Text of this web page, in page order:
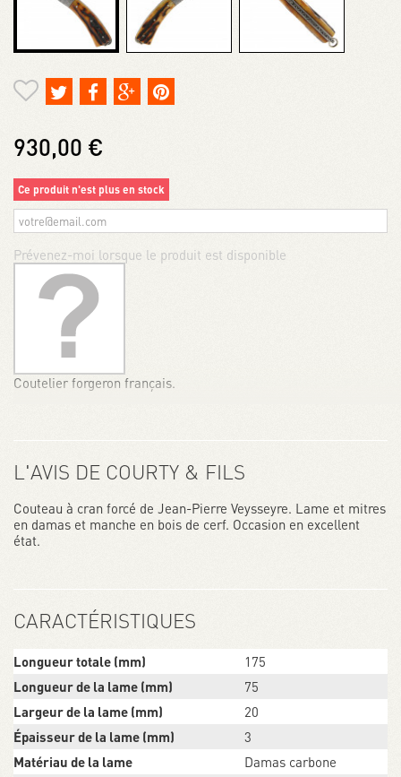
930,00 €
Ce produit n'est plus en stock
Prévenez-moi lorsque le produit est disponible
Coutelier forgeron français.
L'AVIS DE COURTY & FILS
Couteau à cran forcé de Jean-Pierre Veysseyre. Lame et mitres
en damas et manche en bois de cerf. Occasion en excellent
état.
CARACTÉRISTIQUES
Longueur totale (mm)
175
Longueur de la lame (mm)
75
Largeur de la lame (mm)
20
Épaisseur de la lame (mm)
3
Matériau de la lame
Damas carbone